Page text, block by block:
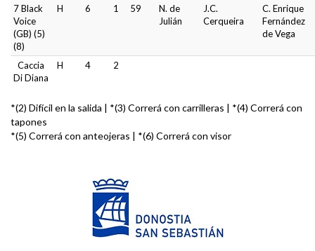
7 Black
Voice
(GB) (5)
(8)
H 6 1 59
N. de
Julián
J.C.
Cerqueira
C. Enrique
Fernández
de Vega
Caccia
Di Diana
H 4 2
*(2) Difícil en la salida | *(3) Correrá con carrilleras | *(4) Correrá con
tapones
*(5) Correrá con anteojeras | *(6) Correrá con visor